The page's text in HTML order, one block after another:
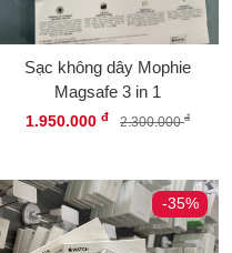
Sạc không dây Mophie
Magsafe 3 in 1
1.950.000 đ 2.300.000đ
-35%